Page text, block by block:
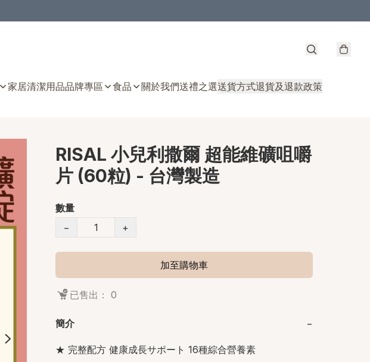
家居清潔用品品牌專區 食品 關於我們送禮之選送貨方式退貨及退款政策
RISAL 小兒利撒爾 超能維礦咀嚼
片 (60粒) - 台灣製造
數量
−
+
加至購物車
已售出： 0
簡介 −
★ 完整配方 健康成長サポート 16種綜合營養素